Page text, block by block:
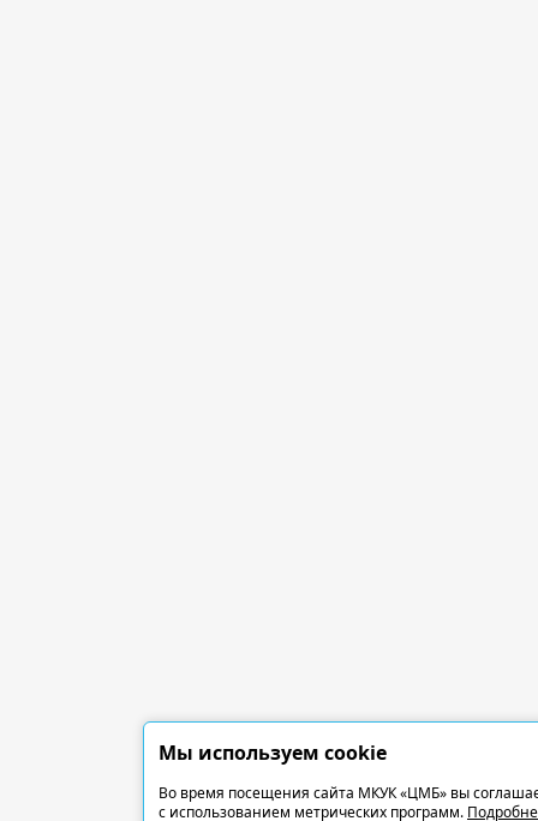
Мы используем cookie
Во время посещения сайта МКУК «ЦМБ» вы
с использованием метрических программ.